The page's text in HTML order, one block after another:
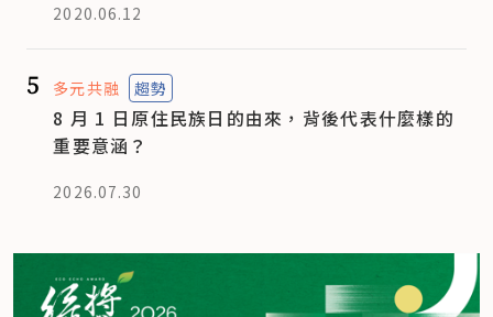
2020.06.12
5 多元共融 趨勢
8 月 1 日原住民族日的由來，背後代表什麼樣的
重要意涵？
2026.07.30